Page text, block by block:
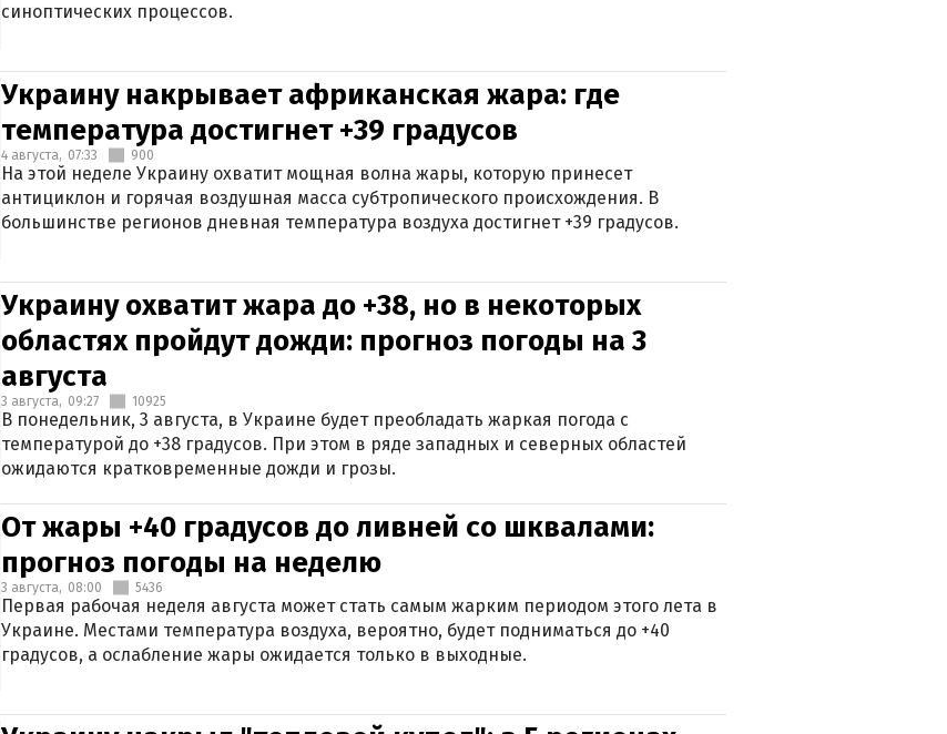
синоптических процессов.
Украину накрывает африканская жара: где
температура достигнет +39 градусов
4 августа, 07:33 900
На этой неделе Украину охватит мощная волна жары, которую принесет
антициклон и горячая воздушная масса субтропического происхождения. В
большинстве регионов дневная температура воздуха достигнет +39 градусов.
Украину охватит жара до +38, но в некоторых
областях пройдут дожди: прогноз погоды на 3
августа
3 августа, 09:27 10925
В понедельник, 3 августа, в Украине будет преобладать жаркая погода с
температурой до +38 градусов. При этом в ряде западных и северных областей
ожидаются кратковременные дожди и грозы.
От жары +40 градусов до ливней со шквалами:
прогноз погоды на неделю
3 августа, 08:00 5436
Первая рабочая неделя августа может стать самым жарким периодом этого лета в
Украине. Местами температура воздуха, вероятно, будет подниматься до +40
градусов, а ослабление жары ожидается только в выходные.